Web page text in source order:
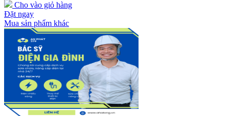
Cho vào giỏ hàng
Đặt ngay
Mua sản phẩm khác